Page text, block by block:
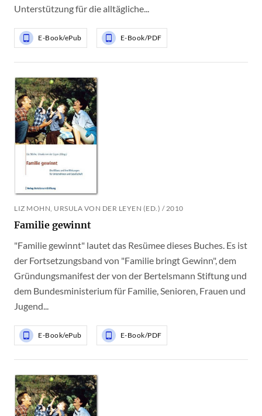
Unterstützung für die alltägliche...
E-Book/ePub E-Book/PDF
LIZ MOHN, URSULA VON DER LEYEN (ED.) / 2010
Familie gewinnt
"Familie gewinnt" lautet das Resümee dieses Buches. Es ist
der Fortsetzungsband von "Familie bringt Gewinn", dem
Gründungsmanifest der von der Bertelsmann Stiftung und
dem Bundesministerium für Familie, Senioren, Frauen und
Jugend...
E-Book/ePub E-Book/PDF